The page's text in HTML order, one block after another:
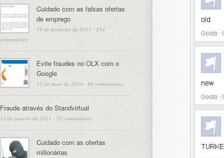
Cuidado com as falsas ofertas
de emprego
19 de fevereiro de 2013 · 154
comentários
Evite fraudes no OLX com o
Google
15 de maio de 2014 · 88 comentários
Fraude através do Standvirtual
13 de janeiro de 2011 · 52 comentários
Cuidado com as ofertas
milionárias